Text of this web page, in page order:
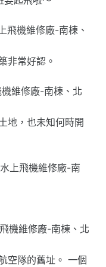
飛機維修廠-南棟、
非常好認。
維修廠-南棟、北
地，也未知何時開
上飛機維修廠-南
機維修廠-南棟、北
空隊的舊址。 一個